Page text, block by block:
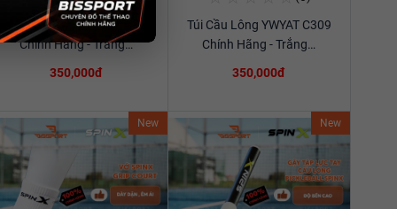
Xem chi tiết
Túi Cầu Lông YWYAT C309
Chính Hãng - Trắng…
350,000đ
Xem chi tiết
Túi Cầu Lông YWYAT C309
Chính Hãng - Trắng…
350,000đ
New New